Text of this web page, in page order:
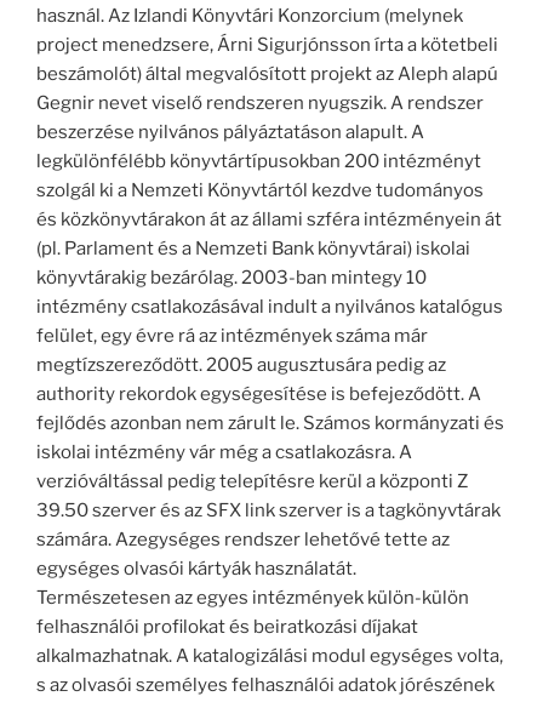
használ. Az Izlandi Könyvtári Konzorcium (melynek
project menedzsere, Árni Sigurjónsson írta a kötetbeli
beszámolót) által megvalósított projekt az Aleph alapú
Gegnir nevet viselő rendszeren nyugszik. A rendszer
beszerzése nyilvános pályáztatáson alapult. A
legkülönfélébb könyvtártípusokban 200 intézményt
szolgál ki a Nemzeti Könyvtártól kezdve tudományos
és közkönyvtárakon át az állami szféra intézményein át
(pl. Parlament és a Nemzeti Bank könyvtárai) iskolai
könyvtárakig bezárólag. 2003-ban mintegy 10
intézmény csatlakozásával indult a nyilvános katalógus
felület, egy évre rá az intézmények száma már
megtízszereződött. 2005 augusztusára pedig az
authority rekordok egységesítése is befejeződött. A
fejlődés azonban nem zárult le. Számos kormányzati és
iskolai intézmény vár még a csatlakozásra. A
verzióváltással pedig telepítésre kerül a központi Z
39.50 szerver és az SFX link szerver is a tagkönyvtárak
számára. Azegységes rendszer lehetővé tette az
egységes olvasói kártyák használatát.
Természetesen az egyes intézmények külön-külön
felhasználói profilokat és beiratkozási díjakat
alkalmazhatnak. A katalogizálási modul egységes volta,
s az olvasói személyes felhasználói adatok jórészének